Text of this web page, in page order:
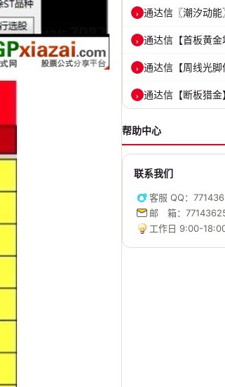
›
›
›
›
帮助中心
联系我们
客服 QQ：
邮 箱：
工作日 9:00-